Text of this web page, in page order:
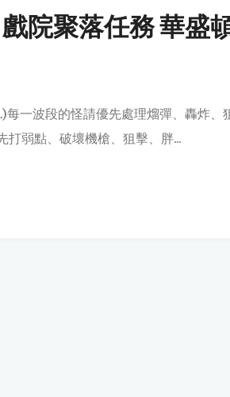
院聚落任務 華盛
每一波段的怪請優先處理熘彈、轟炸、
打弱點、破壞機槍、狙擊、胖...